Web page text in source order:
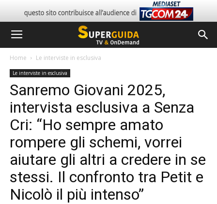
Home Le interviste in esclusiva
Le interviste in esclusiva
Sanremo Giovani 2025,
intervista esclusiva a Senza
Cri: “Ho sempre amato
rompere gli schemi, vorrei
aiutare gli altri a credere in se
stessi. Il confronto tra Petit e
Nicolò il più intenso”